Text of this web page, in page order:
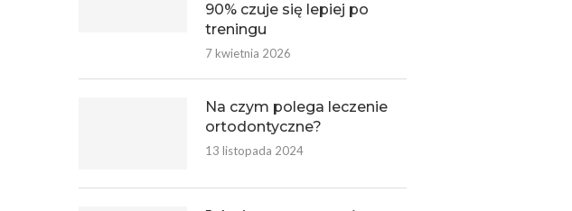
90% czuje się lepiej po
treningu
7 kwietnia 2026
Na czym polega leczenie
ortodontyczne?
13 listopada 2024